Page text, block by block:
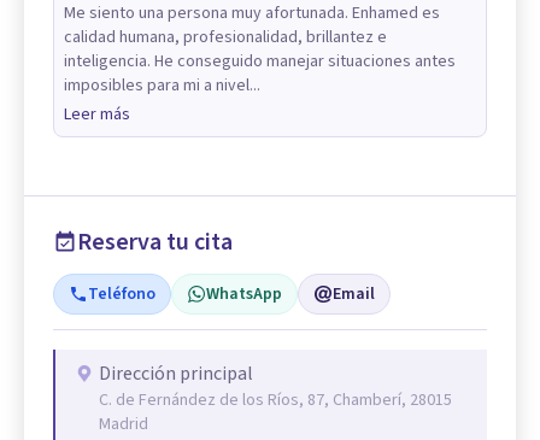
Me siento una persona muy afortunada. Enhamed es
calidad humana, profesionalidad, brillantez e
inteligencia. He conseguido manejar situaciones antes
imposibles para mi a nivel...
Leer más
Reserva tu cita
Teléfono WhatsApp Email
Dirección principal
C. de Fernández de los Ríos, 87, Chamberí, 28015
Madrid